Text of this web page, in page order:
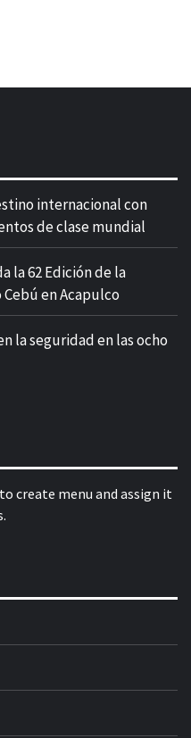
internacional con
de clase mundial
la 62 Edición de la
en Acapulco
la seguridad en las ocho
create menu and assign it